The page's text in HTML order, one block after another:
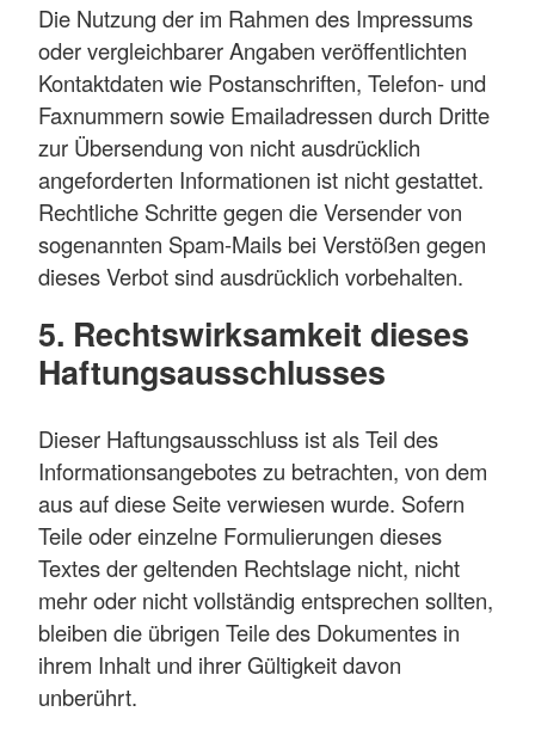
Die Nutzung der im Rahmen des Impressums
oder vergleichbarer Angaben veröffentlichten
Kontaktdaten wie Postanschriften, Telefon- und
Faxnummern sowie Emailadressen durch Dritte
zur Übersendung von nicht ausdrücklich
angeforderten Informationen ist nicht gestattet.
Rechtliche Schritte gegen die Versender von
sogenannten Spam-Mails bei Verstößen gegen
dieses Verbot sind ausdrücklich vorbehalten.
5. Rechtswirksamkeit dieses
Haftungsausschlusses
Dieser Haftungsausschluss ist als Teil des
Informationsangebotes zu betrachten, von dem
aus auf diese Seite verwiesen wurde. Sofern
Teile oder einzelne Formulierungen dieses
Textes der geltenden Rechtslage nicht, nicht
mehr oder nicht vollständig entsprechen sollten,
bleiben die übrigen Teile des Dokumentes in
ihrem Inhalt und ihrer Gültigkeit davon
unberührt.